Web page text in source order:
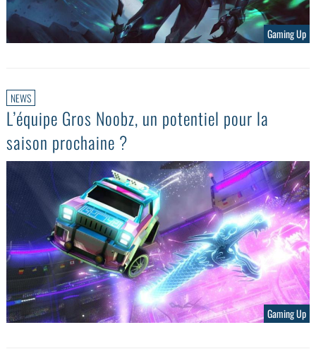
Gaming Up
NEWS
L’équipe Gros Noobz, un potentiel pour la
saison prochaine ?
Gaming Up